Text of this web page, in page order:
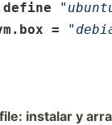
=
instalar y